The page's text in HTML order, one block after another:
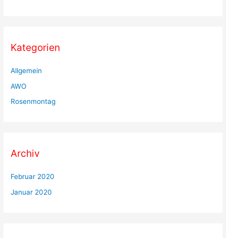
Kategorien
Allgemein
AWO
Rosenmontag
Archiv
Februar 2020
Januar 2020